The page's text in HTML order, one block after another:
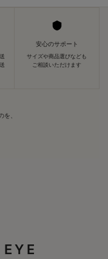
安心のサポート
サイズや商品選びなども
ご相談いただけます
、